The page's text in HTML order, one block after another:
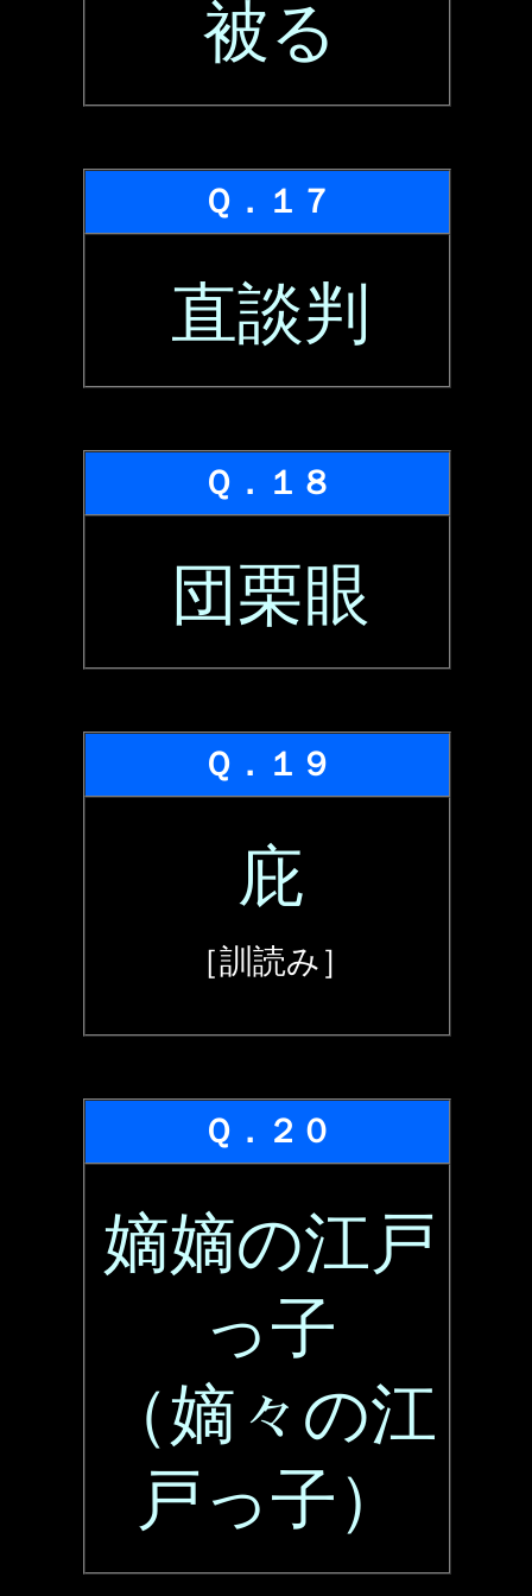
被る
Ｑ．１７
直談判
Ｑ．１８
団栗眼
Ｑ．１９
庇
［訓読み］
Ｑ．２０
嫡嫡の江戸
っ子
（嫡々の江
戸っ子）